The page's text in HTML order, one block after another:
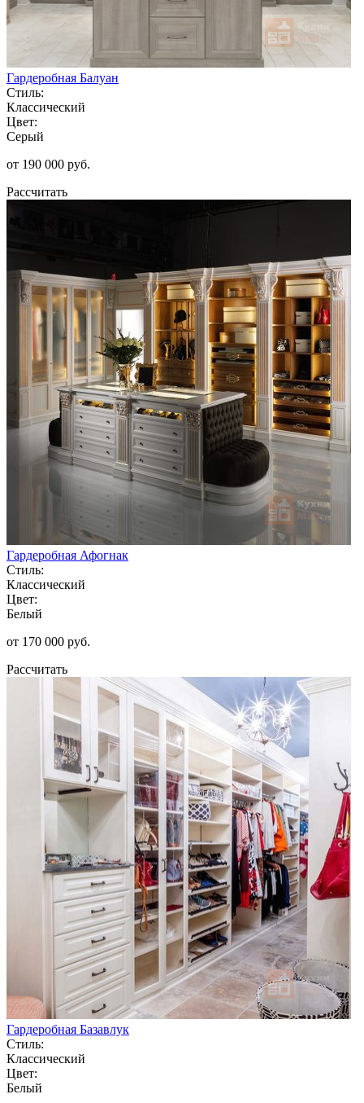
Гардеробная Балуан
Стиль:
Классический
Цвет:
Серый
от 190 000 руб.
Рассчитать
Гардеробная Афогнак
Стиль:
Классический
Цвет:
Белый
от 170 000 руб.
Рассчитать
Гардеробная Базавлук
Стиль:
Классический
Цвет:
Белый